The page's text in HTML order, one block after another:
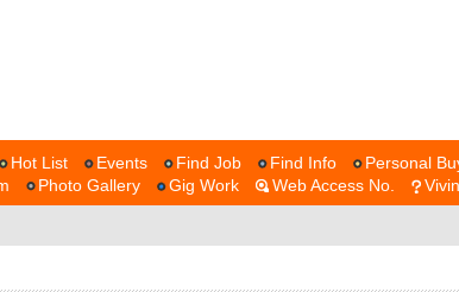
Hot List Events Find Job Find Info Personal
Photo Gallery Gig Work Web Access No.